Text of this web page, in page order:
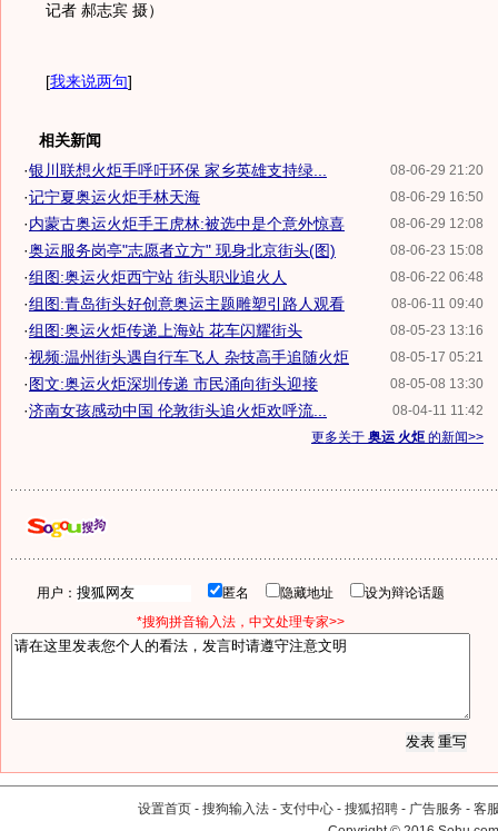
记者 郝志宾 摄）
[我来说两句]
相关新闻
08-06-29 21:20
·银川联想火炬手呼吁环保 家乡英雄支持绿...
08-06-29 16:50
·记宁夏奥运火炬手林天海
08-06-29 12:08
·内蒙古奥运火炬手王虎林:被选中是个意外惊喜
08-06-23 15:08
·奥运服务岗亭"志愿者立方" 现身北京街头(图)
08-06-22 06:48
·组图:奥运火炬西宁站 街头职业追火人
08-06-11 09:40
·组图:青岛街头好创意奥运主题雕塑引路人观看
08-05-23 13:16
·组图:奥运火炬传递上海站 花车闪耀街头
08-05-17 05:21
·视频:温州街头遇自行车飞人 杂技高手追随火炬
08-05-08 13:30
·图文:奥运火炬深圳传递 市民涌向街头迎接
08-04-11 11:42
·济南女孩感动中国 伦敦街头追火炬欢呼流...
更多关于 奥运 火炬 的新闻>>
用户： 匿名 隐藏地址
设为辩论话题
*搜狗拼音输入法，中文处理专家>>
设置首页 - 搜狗输入法 - 支付中心 - 搜狐招聘 - 广告服务 - 客